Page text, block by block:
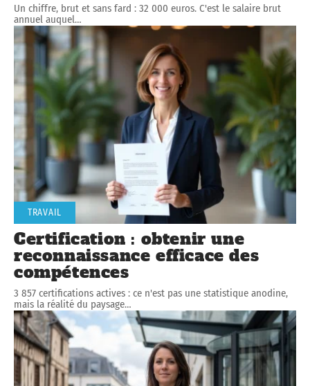
Un chiffre, brut et sans fard : 32 000 euros. C'est le salaire brut
annuel auquel…
TRAVAIL
Certification : obtenir une
reconnaissance efficace des
compétences
3 857 certifications actives : ce n'est pas une statistique anodine,
mais la réalité du paysage…